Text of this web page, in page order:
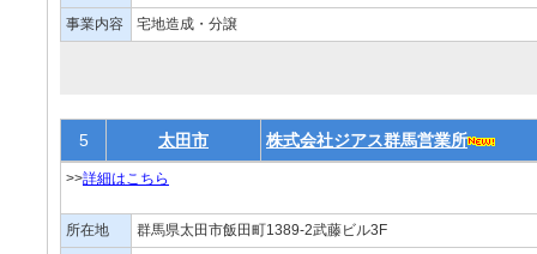
事業内容
宅地造成・分譲
5 太田市 株式会社ジアス群馬営業所
>>詳細はこちら
所在地
群馬県太田市飯田町1389-2武藤ビル3F